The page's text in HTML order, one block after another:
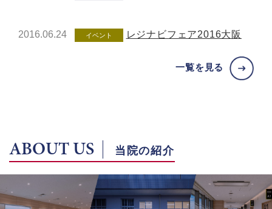
2016.06.24 イベント レジナビフェア2016大阪
一覧を見る
ABOUT US 当院の紹介